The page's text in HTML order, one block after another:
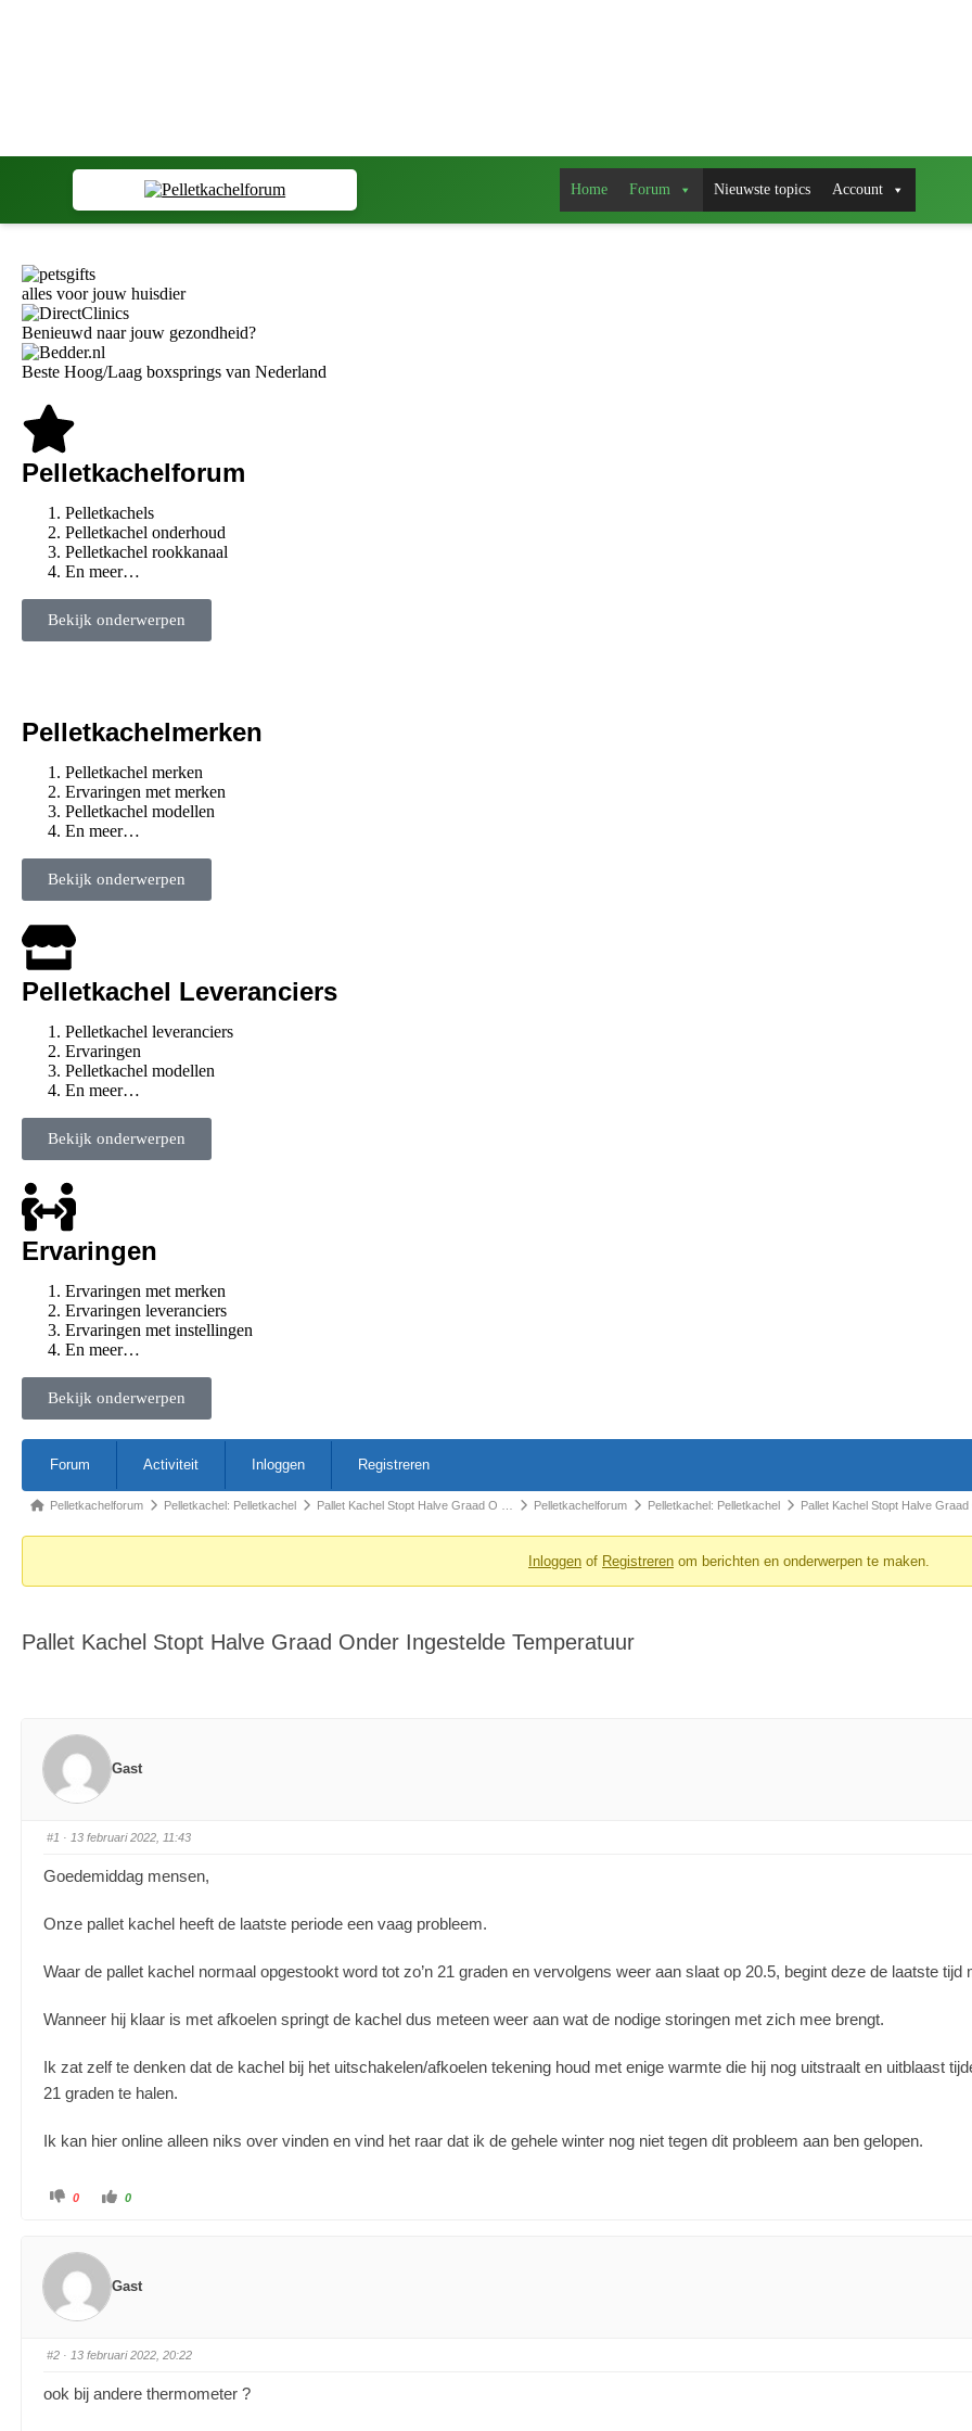
Home Forum Nieuwste topics Account
alles voor jouw huisdier
Benieuwd naar jouw gezondheid?
Beste Hoog/Laag boxsprings van Nederland
Pelletkachelforum
Pelletkachels
Pelletkachel onderhoud
Pelletkachel rookkanaal
En meer…
Bekijk onderwerpen
Pelletkachelmerken
Pelletkachel merken
Ervaringen met merken
Pelletkachel modellen
En meer…
Bekijk onderwerpen
Pelletkachel Leveranciers
Pelletkachel leveranciers
Ervaringen
Pelletkachel modellen
En meer…
Bekijk onderwerpen
Ervaringen
Ervaringen met merken
Ervaringen leveranciers
Ervaringen met instellingen
En meer…
Bekijk onderwerpen
Forum Activiteit Inloggen Registreren
Pelletkachelforum Pelletkachel: Pelletkachel Pallet Kachel Stopt Halve Graad O … Pelletkachelforum Pelletkachel: Pelletkachel Pallet Kachel Stopt Halve Graad
Inloggen of Registreren om berichten en onderwerpen te maken.
Pallet Kachel Stopt Halve Graad Onder Ingestelde Temperatuur
Gast
#1 · 13 februari 2022, 11:43
Goedemiddag mensen,
Onze pallet kachel heeft de laatste periode een vaag probleem.
Waar de pallet kachel normaal opgestookt word tot zo’n 21 graden en vervolgens weer aan slaat op 20.5, begint deze de laatste tijd
Wanneer hij klaar is met afkoelen springt de kachel dus meteen weer aan wat de nodige storingen met zich mee brengt.
Ik zat zelf te denken dat de kachel bij het uitschakelen/afkoelen tekening houd met enige warmte die hij nog uitstraalt en uitblaast
21 graden te halen.
Ik kan hier online alleen niks over vinden en vind het raar dat ik de gehele winter nog niet tegen dit probleem aan ben gelopen.
0 0
Gast
#2 · 13 februari 2022, 20:22
ook bij andere thermometer ?